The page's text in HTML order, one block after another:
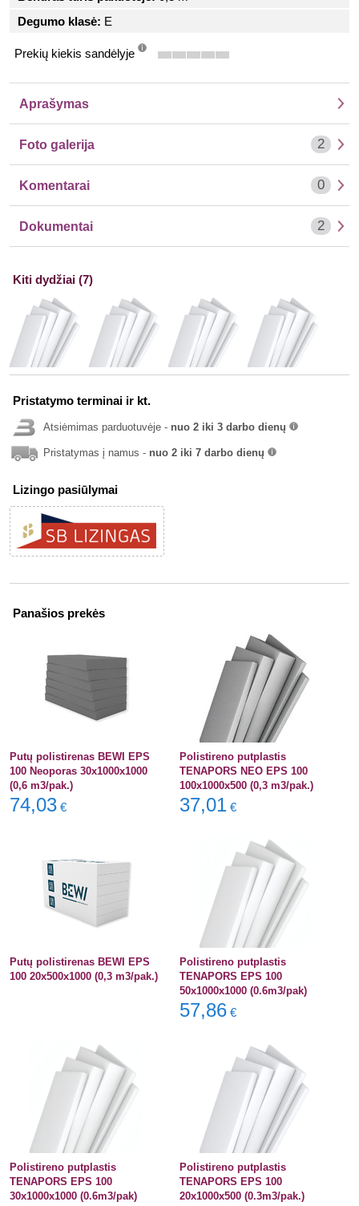
Degumo klasė: E
Prekių kiekis sandėlyje
Aprašymas
Foto galerija 2
Komentarai 0
Dokumentai 2
Kiti dydžiai (7)
Pristatymo terminai ir kt.
Atsiėmimas parduotuvėje - nuo 2 iki 3 darbo dienų
Pristatymas į namus - nuo 2 iki 7 darbo dienų
Lizingo pasiūlymai
Panašios prekės
Putų polistirenas BEWI EPS
100 Neoporas 30x1000x1000
(0,6 m3/pak.)
74,03 €
Polistireno putplastis
TENAPORS NEO EPS 100
100x1000x500 (0,3 m3/pak.)
37,01 €
Putų polistirenas BEWI EPS
100 20x500x1000 (0,3 m3/pak.)
Polistireno putplastis
TENAPORS EPS 100
50x1000x1000 (0.6m3/pak)
57,86 €
Polistireno putplastis
TENAPORS EPS 100
30x1000x1000 (0.6m3/pak)
Polistireno putplastis
TENAPORS EPS 100
20x1000x500 (0.3m3/pak.)